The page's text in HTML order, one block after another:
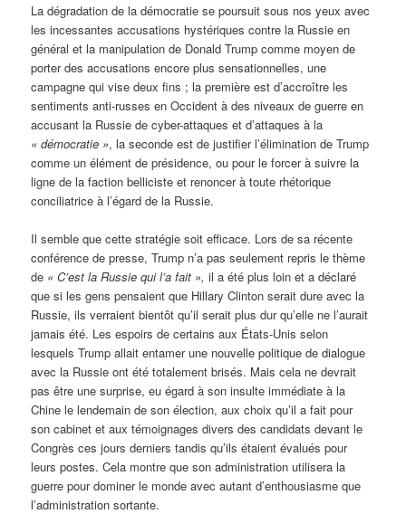
La dégradation de la démocratie se poursuit sous nos yeux avec
les incessantes accusations hystériques contre la Russie en
général et la manipulation de Donald Trump comme moyen de
porter des accusations encore plus sensationnelles, une
campagne qui vise deux fins ; la première est d’accroître les
sentiments anti-russes en Occident à des niveaux de guerre en
accusant la Russie de cyber-attaques et d’attaques à la
« démocratie », la seconde est de justifier l’élimination de Trump
comme un élément de présidence, ou pour le forcer à suivre la
ligne de la faction belliciste et renoncer à toute rhétorique
conciliatrice à l’égard de la Russie.
Il semble que cette stratégie soit efficace. Lors de sa récente
conférence de presse, Trump n’a pas seulement repris le thème
de « C’est la Russie qui l’a fait », il a été plus loin et a déclaré
que si les gens pensaient que Hillary Clinton serait dure avec la
Russie, ils verraient bientôt qu’il serait plus dur qu’elle ne l’aurait
jamais été. Les espoirs de certains aux États-Unis selon
lesquels Trump allait entamer une nouvelle politique de dialogue
avec la Russie ont été totalement brisés. Mais cela ne devrait
pas être une surprise, eu égard à son insulte immédiate à la
Chine le lendemain de son élection, aux choix qu’il a fait pour
son cabinet et aux témoignages divers des candidats devant le
Congrès ces jours derniers tandis qu’ils étaient évalués pour
leurs postes. Cela montre que son administration utilisera la
guerre pour dominer le monde avec autant d’enthousiasme que
l’administration sortante.